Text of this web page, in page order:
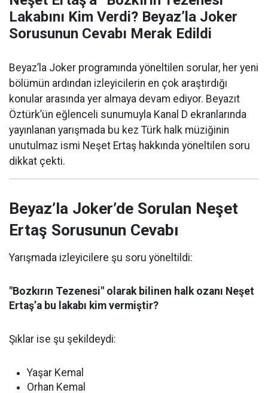
Lakabını Kim Verdi? Beyaz’la Joker
Sorusunun Cevabı Merak Edildi
Beyaz’la Joker programında yöneltilen sorular, her yeni
bölümün ardından izleyicilerin en çok araştırdığı
konular arasında yer almaya devam ediyor. Beyazıt
Öztürk’ün eğlenceli sunumuyla Kanal D ekranlarında
yayınlanan yarışmada bu kez Türk halk müziğinin
unutulmaz ismi Neşet Ertaş hakkında yöneltilen soru
dikkat çekti.
Beyaz’la Joker’de Sorulan Neşet
Ertaş Sorusunun Cevabı
Yarışmada izleyicilere şu soru yöneltildi:
"Bozkırın Tezenesi" olarak bilinen halk ozanı Neşet
Ertaş’a bu lakabı kim vermiştir?
Şıklar ise şu şekildeydi:
Yaşar Kemal
Orhan Kemal